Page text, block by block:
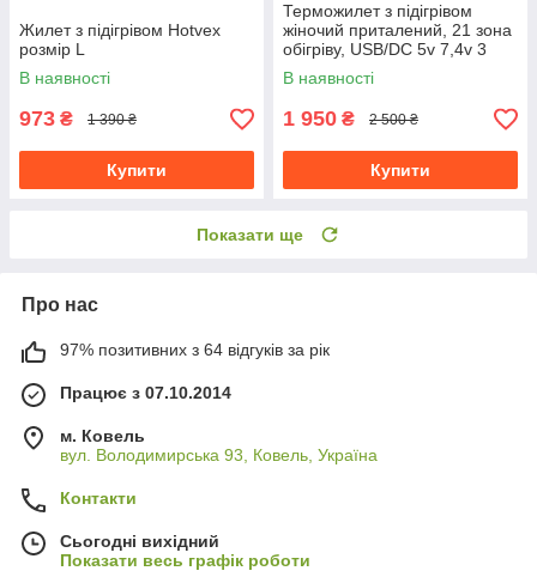
Жилет з підігрівом Hotvex
розмір L
В наявності
973 ₴ 1 390 ₴
Купити
Терможилет з підігрівом
жіночий приталений, 21 зона
обігріву, USB/DC 5v 7,4v 3
режими регулювання
температури чорний,розмір
M
В наявності
1 950 ₴ 2 500 ₴
Купити
Показати ще
Про нас
97% позитивних з 64 відгуків за рік
Працює з 07.10.2014
м. Ковель
вул. Володимирська 93, Ковель, Україна
Контакти
Сьогодні вихідний
Показати весь графік роботи